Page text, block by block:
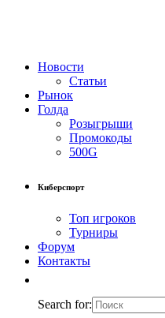
Новости
Статьи
Рынок
Голда
Розыгрыши
Промокоды
500G
Киберспорт
Топ игроков
Турниры
Форум
Контакты
Search for: